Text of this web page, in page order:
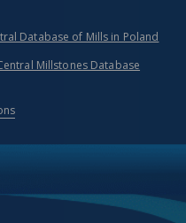
Database of Mills in Poland
Millstones Database